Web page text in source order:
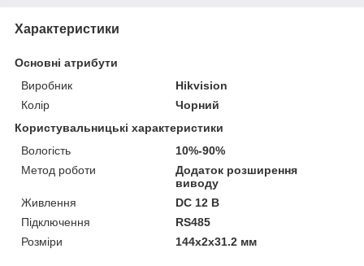
Характеристики
Основні атрибути
Виробник
Hikvision
Колір
Чорний
Користувальницькі характеристики
Вологість
10%-90%
Метод роботи
Додаток розширення
виводу
Живлення
DC 12 В
Підключення
RS485
Розміри
144х2x31.2 мм